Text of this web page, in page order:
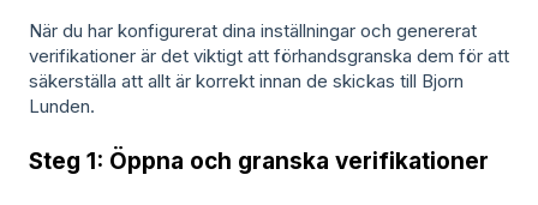
När du har konfigurerat dina inställningar och genererat
verifikationer är det viktigt att förhandsgranska dem för att
säkerställa att allt är korrekt innan de skickas till Bjorn
Lunden.
Steg 1: Öppna och granska verifikationer